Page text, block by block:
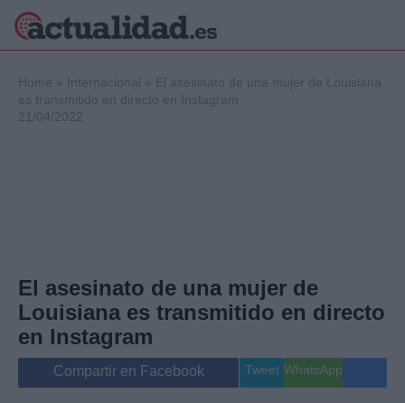
Internacional
Viajes
Gente
Musica
Home » Internacional » El asesinato de una mujer de Louisiana
es transmitido en directo en Instagram
21/04/2022
El asesinato de una mujer de
Louisiana es transmitido en directo
en Instagram
Compartir en Facebook Tweet WhatsApp